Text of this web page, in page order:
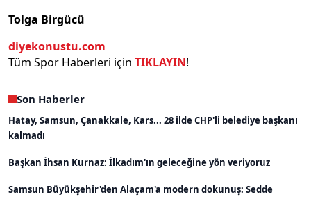
Tolga Birgücü
diyekonustu.com
Tüm Spor Haberleri için TIKLAYIN!
Son Haberler
Hatay, Samsun, Çanakkale, Kars... 28 ilde CHP'li belediye başkanı
kalmadı
Başkan İhsan Kurnaz: İlkadım'ın geleceğine yön veriyoruz
Samsun Büyükşehir'den Alaçam'a modern dokunuş: Sedde